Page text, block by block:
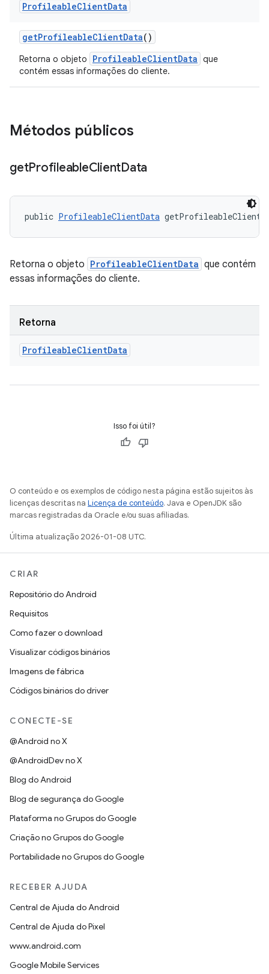
ProfileableClientData
getProfileableClientData()
Retorna o objeto ProfileableClientData que
contém essas informações do cliente.
Métodos públicos
getProfileableClientData
public ProfileableClientData
Retorna o objeto ProfileableClientData que contém
essas informações do cliente.
Retorna
ProfileableClientData
Isso foi útil?
O conteúdo e os exemplos de código nesta página estão sujeitos às
licenças descritas na Licença de conteúdo. Java e OpenJDK são
marcas registradas da Oracle e/ou suas afiliadas.
Última atualização 2026-01-08 UTC.
CRIAR
Repositório do Android
Requisitos
Como fazer o download
Visualizar códigos binários
Imagens de fábrica
Códigos binários do driver
CONECTE-SE
@Android no X
@AndroidDev no X
Blog do Android
Blog de segurança do Google
Plataforma no Grupos do Google
Criação no Grupos do Google
Portabilidade no Grupos do Google
RECEBER AJUDA
Central de Ajuda do Android
Central de Ajuda do Pixel
www.android.com
Google Mobile Services